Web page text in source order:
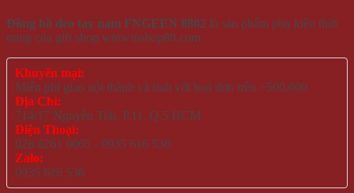
Đồng hồ đeo tay nam FNGEEN 8802 là sản phẩm phụ kiện thời
trang của gift shop winwinshop88.com
Khuyến mại:
Miễn phí giao nội thành và tỉnh với hoá đơn trên >500.000
Địa Chỉ:
714/17 Nguyễn Trãi, P.11, Q.5 HCM
Điện Thoại:
028 6261 0065 - 0935 616 536
Zalo:
0935 616 536